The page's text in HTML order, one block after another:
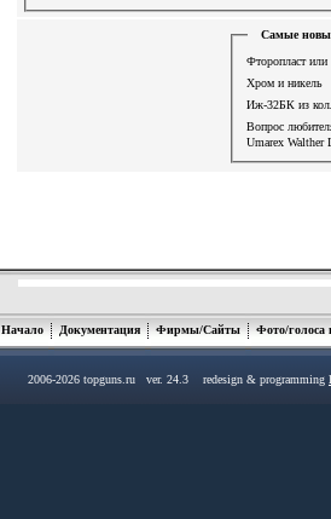
Самые
Фторопласт
Хром и никель
Иж-32БК из
Вопрос
Umarex Walther
Начало Документация Фирмы/Сайты Фото/голоса
2006-2026 topguns.ru ver. 24.3 redesign & programming